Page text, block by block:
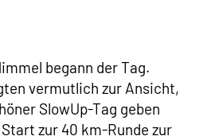
begann der Tag.
vermutlich zur Ansicht,
SlowUp-Tag geben
zur 40 km-Runde zur